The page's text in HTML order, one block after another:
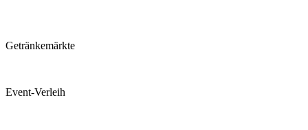
Getränkemärkte
Event-Verleih